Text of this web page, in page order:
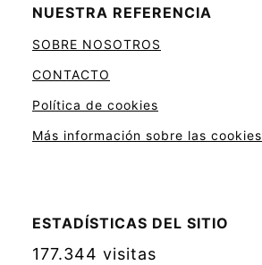
NUESTRA REFERENCIA
SOBRE NOSOTROS
CONTACTO
Política de cookies
Más información sobre las cookies
ESTADÍSTICAS DEL SITIO
177.344 visitas